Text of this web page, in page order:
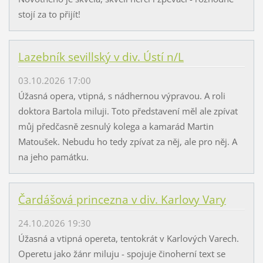
stojí za to přijít!
Lazebník sevillský v div. Ústí n/L
03.10.2026 17:00
Úžasná opera, vtipná, s nádhernou výpravou. A roli
doktora Bartola miluji. Toto představení měl ale zpívat
můj předčasně zesnulý kolega a kamarád Martin
Matoušek. Nebudu ho tedy zpívat za něj, ale pro něj. A
na jeho památku.
Čardášová princezna v div. Karlovy Vary
24.10.2026 19:30
Úžasná a vtipná opereta, tentokrát v Karlových Varech.
Operetu jako žánr miluju - spojuje činoherní text se